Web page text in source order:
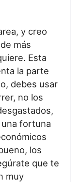
y creo
más
Esta
la parte
debes usar
no los
fortuna
los
que te
muy